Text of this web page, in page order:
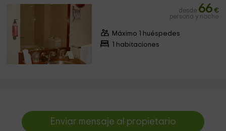
desde 66 €
persona y noche
Máximo 1 huéspedes
1 habitaciones
Enviar mensaje al propietario